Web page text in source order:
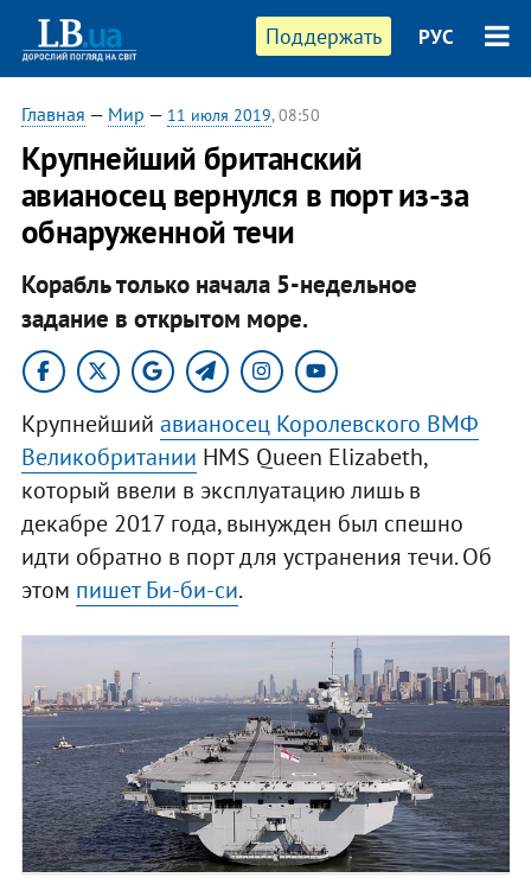
Поддержать РУС
Главная — Мир — 11 июля 2019, 08:50
Крупнейший британский
авианосец вернулся в порт из-за
обнаруженной течи
Корабль только начала 5-недельное
задание в открытом море.
Крупнейший авианосец Королевского ВМФ
Великобритании HMS Queen Elizabeth,
который ввели в эксплуатацию лишь в
декабре 2017 года, вынужден был спешно
идти обратно в порт для устранения течи. Об
этом пишет Би-би-си.